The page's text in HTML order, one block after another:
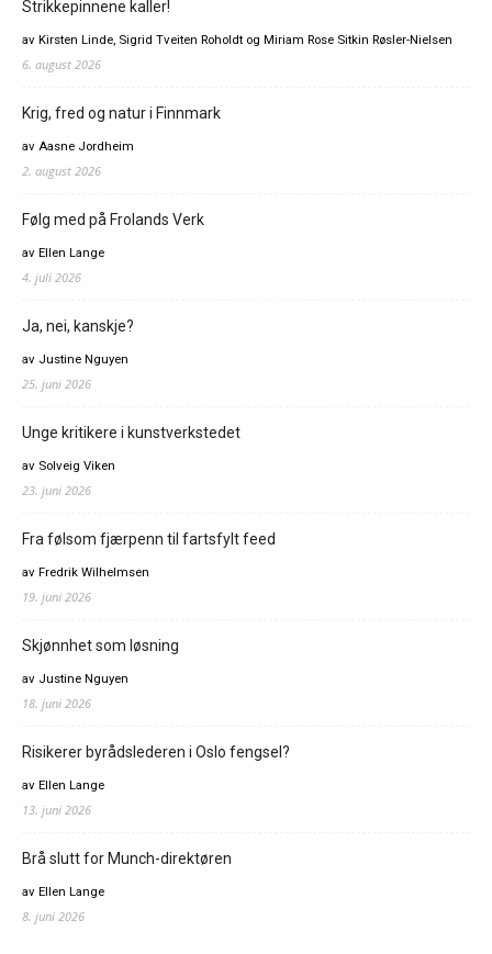
Strikkepinnene kaller!
av Kirsten Linde, Sigrid Tveiten Roholdt og Miriam Rose Sitkin Røsler-Nielsen
6. august 2026
Krig, fred og natur i Finnmark
av Aasne Jordheim
2. august 2026
Følg med på Frolands Verk
av Ellen Lange
4. juli 2026
Ja, nei, kanskje?
av Justine Nguyen
25. juni 2026
Unge kritikere i kunstverkstedet
av Solveig Viken
23. juni 2026
Fra følsom fjærpenn til fartsfylt feed
av Fredrik Wilhelmsen
19. juni 2026
Skjønnhet som løsning
av Justine Nguyen
18. juni 2026
Risikerer byrådslederen i Oslo fengsel?
av Ellen Lange
13. juni 2026
Brå slutt for Munch-direktøren
av Ellen Lange
8. juni 2026